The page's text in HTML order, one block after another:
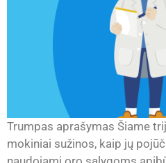
Trumpas aprašymas Šiame
mokiniai sužinos, kaip jų